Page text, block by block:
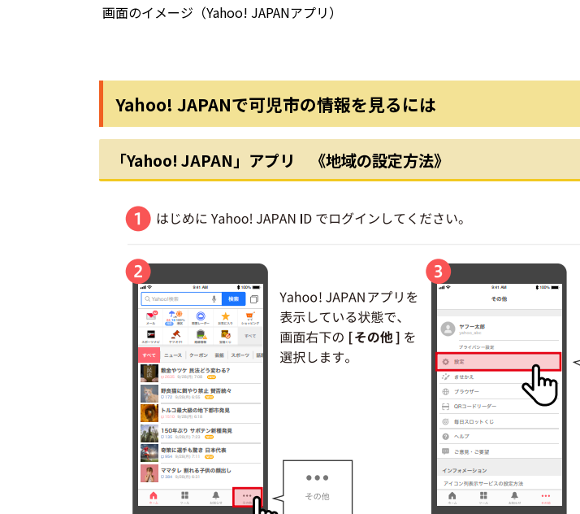
画面のイメージ（Yahoo! JAPANアプリ）
Yahoo! JAPANで可児市の情報を見るには
「Yahoo! JAPAN」アプリ 《地域の設定方法》